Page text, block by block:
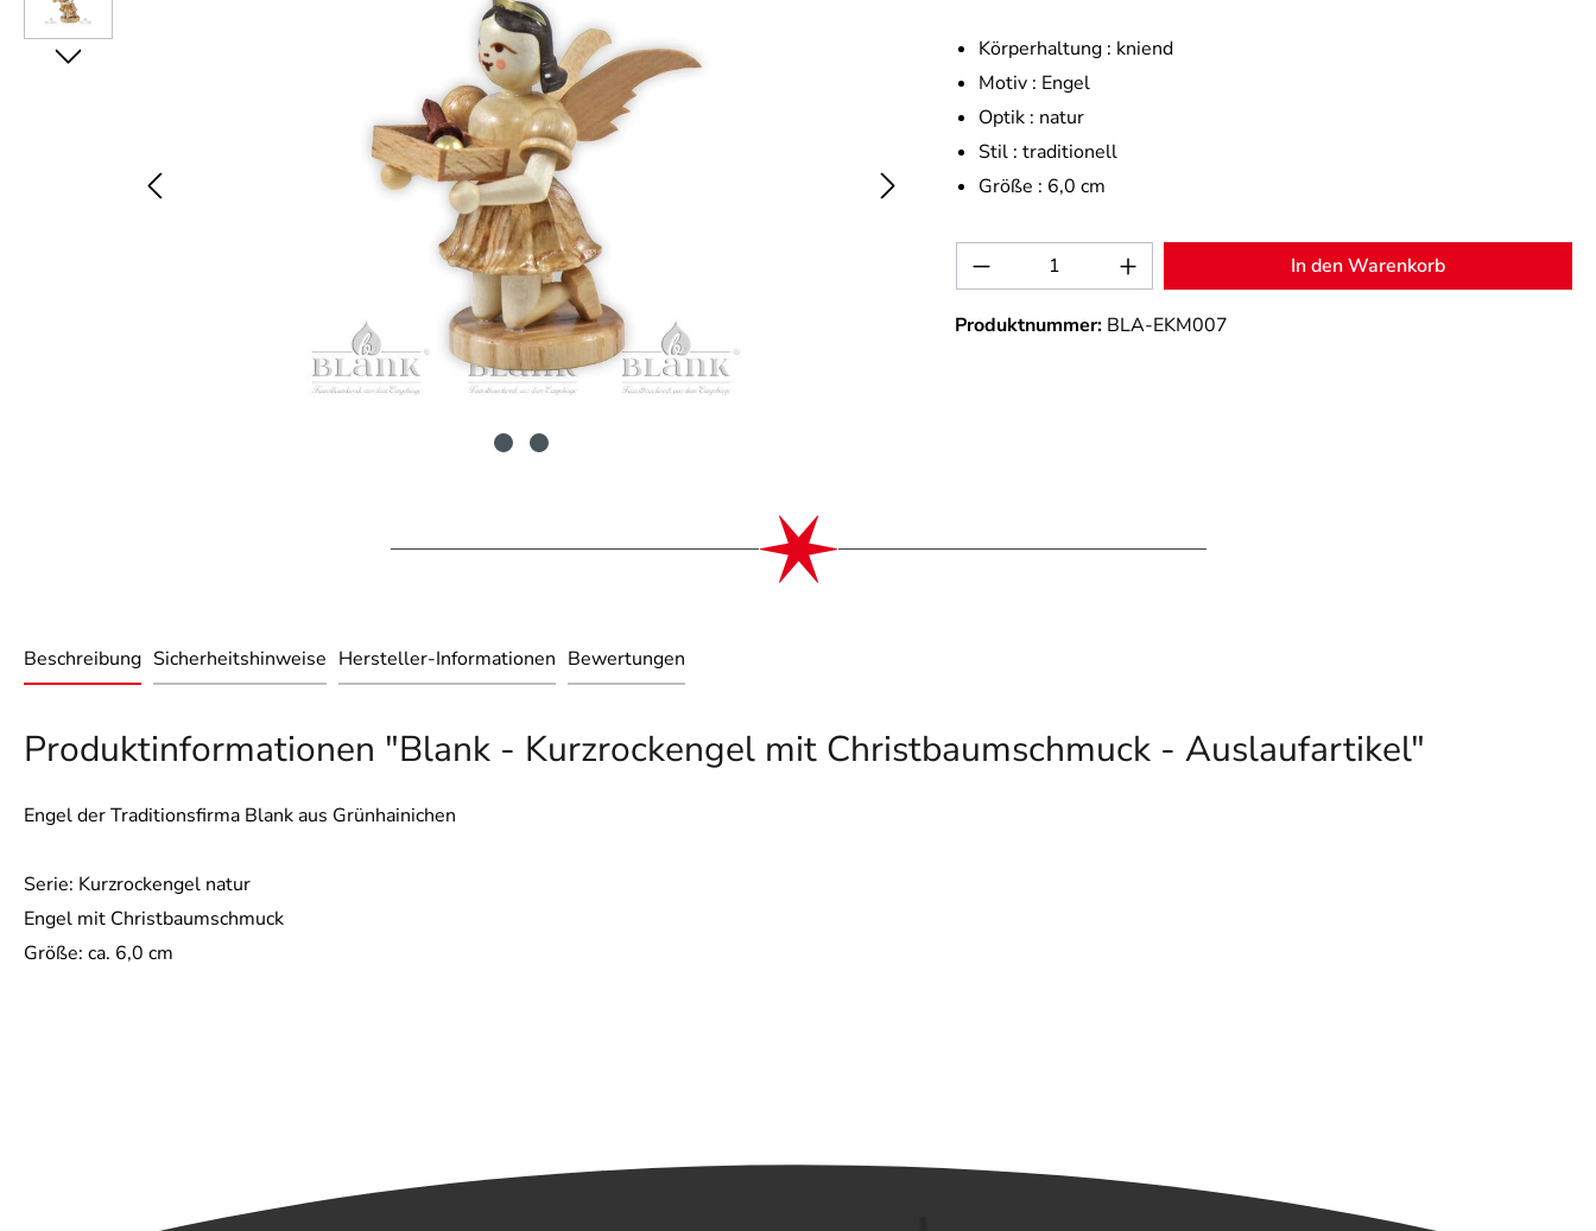
Körperhaltung : kniend
Motiv : Engel
Optik : natur
Stil : traditionell
Größe : 6,0 cm
Produkt Anzahl: Gib den gewünschten Wert ein
In den Warenkorb
Produktnummer: BLA-EKM007
Beschreibung Sicherheitshinweise Hersteller-Informationen Bewertungen
Produktinformationen "Blank - Kurzrockengel mit Christbaumschmuck - Auslaufartikel"
Engel der Traditionsfirma Blank aus Grünhainichen
Serie: Kurzrockengel natur
Engel mit Christbaumschmuck
Größe: ca. 6,0 cm